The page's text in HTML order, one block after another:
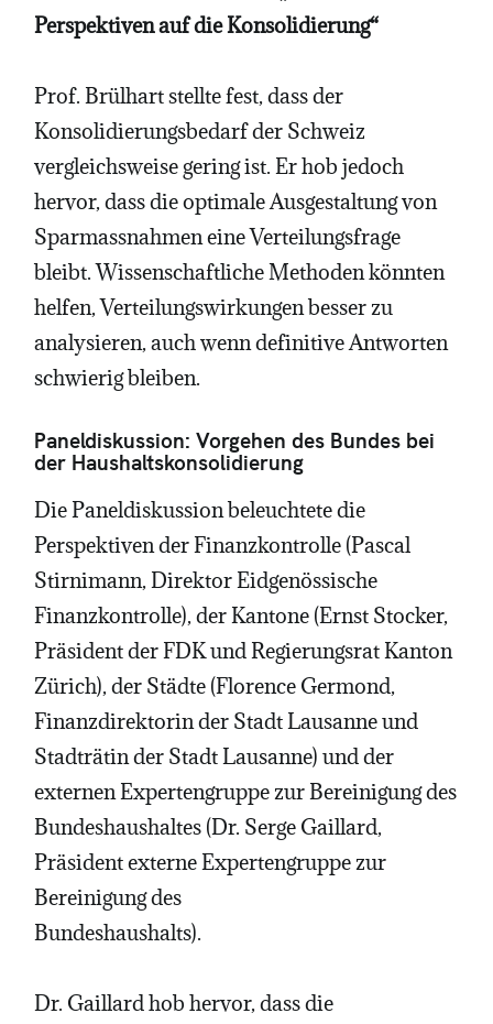
Perspektiven auf die Konsolidierung“
Prof. Brülhart stellte fest, dass der
Konsolidierungsbedarf der Schweiz
vergleichsweise gering ist. Er hob jedoch
hervor, dass die optimale Ausgestaltung von
Sparmassnahmen eine Verteilungsfrage
bleibt. Wissenschaftliche Methoden könnten
helfen, Verteilungswirkungen besser zu
analysieren, auch wenn definitive Antworten
schwierig bleiben.
Paneldiskussion: Vorgehen des Bundes bei
der Haushaltskonsolidierung
Die Paneldiskussion beleuchtete die
Perspektiven der Finanzkontrolle (Pascal
Stirnimann, Direktor Eidgenössische
Finanzkontrolle), der Kantone (Ernst Stocker,
Präsident der FDK und Regierungsrat Kanton
Zürich), der Städte (Florence Germond,
Finanzdirektorin der Stadt Lausanne und
Stadträtin der Stadt Lausanne) und der
externen Expertengruppe zur Bereinigung des
Bundeshaushaltes (Dr. Serge Gaillard,
Präsident externe Expertengruppe zur
Bereinigung des
Bundeshaushalts).
Dr. Gaillard hob hervor, dass die